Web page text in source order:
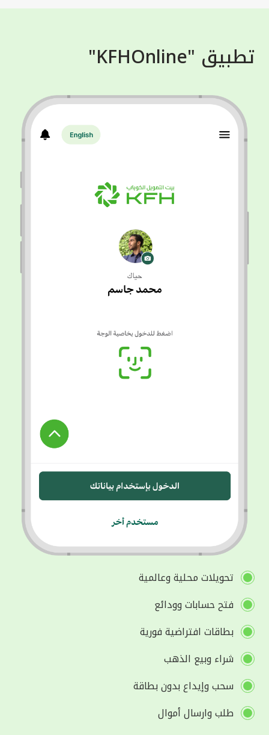
تطبيق "KFHOnline"
تحويلات محلية وعالمية
فتح حسابات وودائع
بطاقات افتراضية فورية
شراء وبيع الذهب
سحب وإيداع بدون بطاقة
طلب وارسال أموال